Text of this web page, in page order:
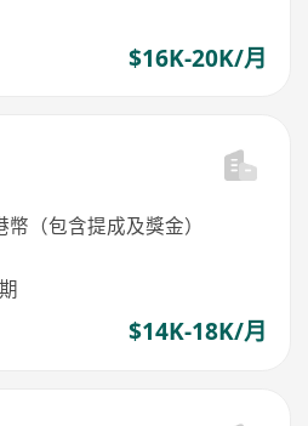
$16K-20K/月
（包含提成及獎金）
$14K-18K/月